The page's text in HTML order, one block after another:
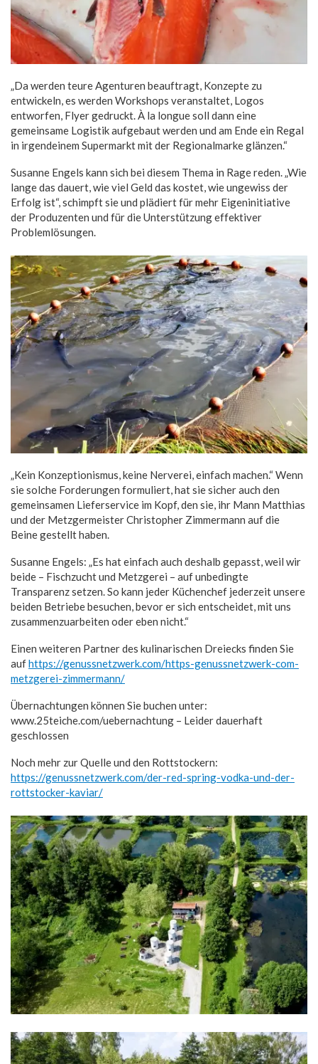
„Da werden teure Agenturen beauftragt, Konzepte zu
entwickeln, es werden Workshops veranstaltet, Logos
entworfen, Flyer gedruckt. À la longue soll dann eine
gemeinsame Logistik aufgebaut werden und am Ende ein Regal
in irgendeinem Supermarkt mit der Regionalmarke glänzen.“
Susanne Engels kann sich bei diesem Thema in Rage reden. „Wie
lange das dauert, wie viel Geld das kostet, wie ungewiss der
Erfolg ist“, schimpft sie und plädiert für mehr Eigeninitiative
der Produzenten und für die Unterstützung effektiver
Problemlösungen.
„Kein Konzeptionismus, keine Nerverei, einfach machen.“ Wenn
sie solche Forderungen formuliert, hat sie sicher auch den
gemeinsamen Lieferservice im Kopf, den sie, ihr Mann Matthias
und der Metzgermeister Christopher Zimmermann auf die
Beine gestellt haben.
Susanne Engels: „Es hat einfach auch deshalb gepasst, weil wir
beide – Fischzucht und Metzgerei – auf unbedingte
Transparenz setzen. So kann jeder Küchenchef jederzeit unsere
beiden Betriebe besuchen, bevor er sich entscheidet, mit uns
zusammenzuarbeiten oder eben nicht.“
Einen weiteren Partner des kulinarischen Dreiecks finden Sie
aufhttps://genussnetzwerk.com/https-genussnetzwerk-com-
metzgerei-zimmermann/
Übernachtungen können Sie buchen unter:
www.25teiche.com/uebernachtung – Leider dauerhaft
geschlossen
Noch mehr zur Quelle und den Rottstockern:
https://genussnetzwerk.com/der-red-spring-vodka-und-der-
rottstocker-kaviar/